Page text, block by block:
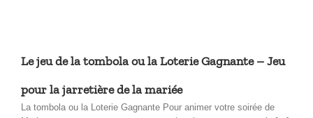
Le jeu de la tombola ou la Loterie Gagnante – Jeu
pour la jarretière de la mariée
La tombola ou la Loterie Gagnante Pour animer votre soirée de